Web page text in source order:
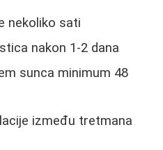
nekoliko sati
nakon 1-2 dana
sunca minimum 48
između tretmana